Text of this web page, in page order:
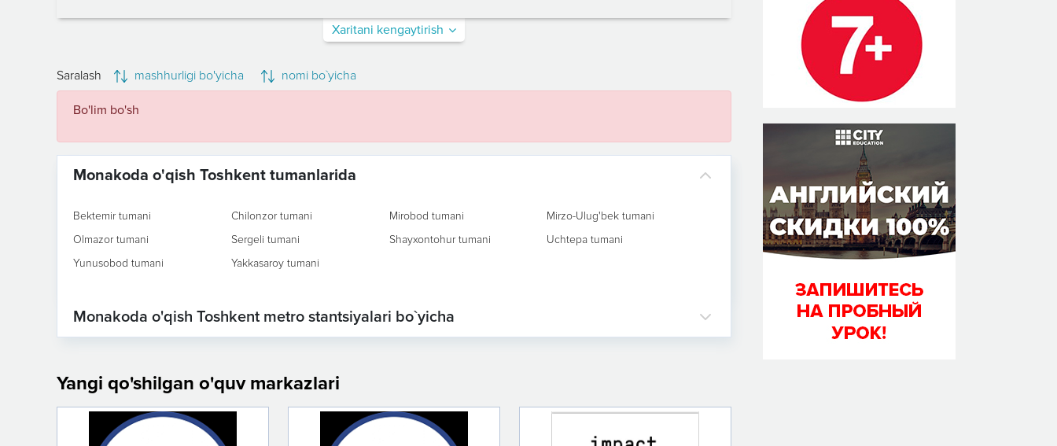
Xaritani kengaytirish
Saralash mashhurligi bo'yicha nomi bo`yicha
Bo'lim bo'sh
Monakoda o'qish Toshkent tumanlarida
Bektemir tumani Chilonzor tumani Mirobod tumani
Mirzo-Ulug'bek tumani
Olmazor tumani
Sergeli tumani Shayxontohur tumani
Uchtepa tumani
Yunusobod tumani
Yakkasaroy tumani
Monakoda o'qish Toshkent metro stantsiyalari bo`yicha
Yangi qo'shilgan o'quv markazlari